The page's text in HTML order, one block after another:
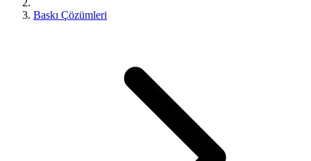
Baskı Çözümleri